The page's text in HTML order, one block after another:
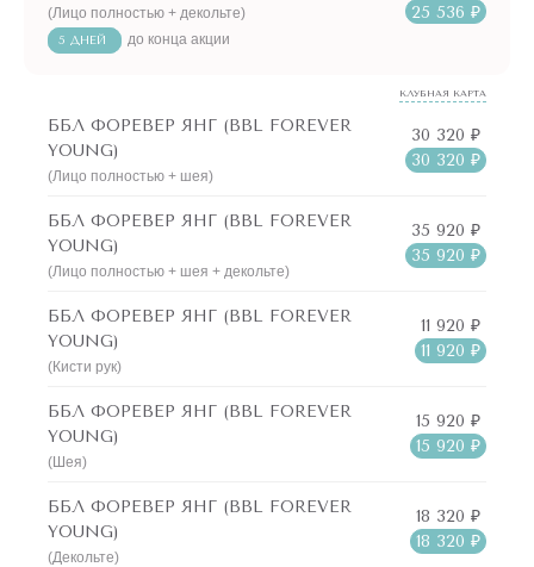
(Лицо полностью + декольте)
5 ДНЕЙ до конца акции
25 536 ₽
КЛУБНАЯ КАРТА
ББЛ ФОРЕВЕР ЯНГ (BBL FOREVER
YOUNG)
(Лицо полностью + шея)
30 320 ₽
30 320 ₽
ББЛ ФОРЕВЕР ЯНГ (BBL FOREVER
YOUNG)
(Лицо полностью + шея + декольте)
35 920 ₽
35 920 ₽
ББЛ ФОРЕВЕР ЯНГ (BBL FOREVER
YOUNG)
(Кисти рук)
11 920 ₽
11 920 ₽
ББЛ ФОРЕВЕР ЯНГ (BBL FOREVER
YOUNG)
(Шея)
15 920 ₽
15 920 ₽
ББЛ ФОРЕВЕР ЯНГ (BBL FOREVER
YOUNG)
(Декольте)
18 320 ₽
18 320 ₽